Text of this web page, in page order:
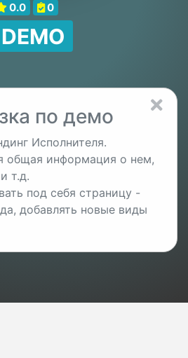
0.0 0
DEMO
по демо
Исполнителя.
общая информация о нем,
т.д.
под себя страницу -
добавлять новые виды